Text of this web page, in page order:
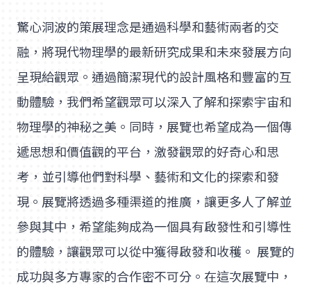
驚心洞波的策展理念是通過科學和藝術兩者的交
融，將現代物理學的最新研究成果和未來發展方向
呈現給觀眾。通過簡潔現代的設計風格和豐富的互
動體驗，我們希望觀眾可以深入了解和探索宇宙和
物理學的神秘之美。同時，展覽也希望成為一個傳
遞思想和價值觀的平台，激發觀眾的好奇心和思
考，並引導他們對科學、藝術和文化的探索和發
現。展覽將透過多種渠道的推廣，讓更多人了解並
參與其中，希望能夠成為一個具有啟發性和引導性
的體驗，讓觀眾可以從中獲得啟發和收穫。 展覽的
成功與多方專家的合作密不可分。在這次展覽中，